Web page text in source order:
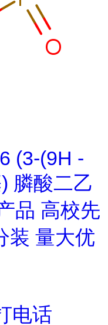
(3-(9H -
膦酸二乙
品 高校先
装 量大优
电话